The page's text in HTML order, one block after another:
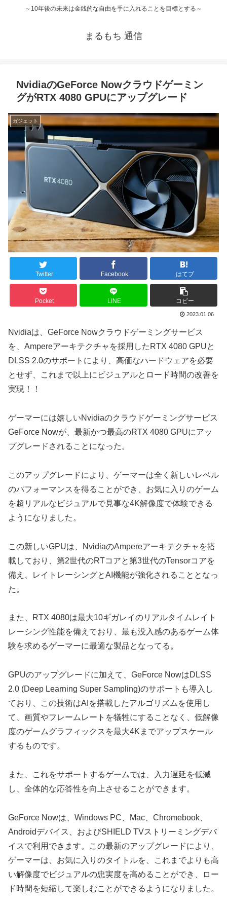
～10年後の未来は金銭的な自由を手に入れることを目標とする～
まるもち 通信
NvidiaのGeForce Nowクラウドゲーミン
グがRTX 4080 GPUにアップグレード
ガジェット
Twitter Facebook はてブ
Pocket LINE コピー
2023.01.06
Nvidiaは、GeForce Nowクラウドゲーミングサービス
を、Ampereアーキテクチャを採用したRTX 4080 GPUと
DLSS 2.0のサポートにより、高価なハードウェアを必要
とせず、これまで以上にビジュアルとロード時間の改善を
実現！！
ゲーマーには嬉しいNvidiaのクラウドゲーミングサービス
GeForce Nowが、最新かつ最高のRTX 4080 GPUにアッ
プグレードされることになった。
このアップグレードにより、ゲーマーは全く新しいレベル
のパフォーマンスを得ることができ、お気に入りのゲーム
を超リアルなビジュアルで見事な4K解像度で体験できる
ようになりました。
この新しいGPUは、NvidiaのAmpereアーキテクチャを搭
載しており、第2世代のRTコアと第3世代のTensorコアを
備え、レイトレーシングとAI機能が強化されることとなっ
た。
また、RTX 4080は最大10ギガレイのリアルタイムレイト
レーシング性能を備えており、最も没入感のあるゲーム体
験を求めるゲーマーに最適な製品となってる。
GPUのアップグレードに加えて、GeForce NowはDLSS
2.0 (Deep Learning Super Sampling)のサポートも導入し
ており、この技術はAIを搭載したアルゴリズムを使用し
て、画質やフレームレートを犠牲にすることなく、低解像
度のゲームグラフィックスを最大4Kまでアップスケール
するものです。
また、これをサポートするゲームでは、入力遅延を低減
し、全体的な応答性を向上させることができます。
GeForce Nowは、Windows PC、Mac、Chromebook、
Androidデバイス、およびSHIELD TVストリーミングデバ
イスで利用できます。この最新のアップグレードにより、
ゲーマーは、お気に入りのタイトルを、これまでよりも高
い解像度でビジュアルの忠実度を高めることができ、ロー
ド時間を短縮して楽しむことができるようになりました。